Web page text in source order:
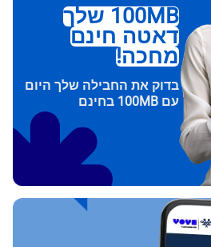
100MB שלך
דאטה חינם
מחכה!
בדוק את החבילה שלך היום
עם 100MB בחינם